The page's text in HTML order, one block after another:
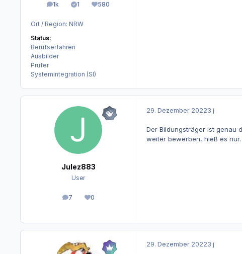
1k
Beiträge1
Lösungen580
Reputation
Ort / Region: NRW
Status:
Berufserfahren
Ausbilder
Prüfer
Systemintegration (SI)
Julez883
User
7
Beiträge0
Reputation
29. Dezember 20223 j
Der Bildungsträger ist genau
weiter bewerben, hieß es nur.
29. Dezember 20223 j